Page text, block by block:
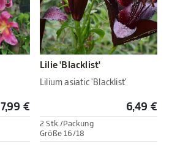
7,99 €
Lilie 'Blacklist'
Lilium asiatic 'Blacklist'
6,49 €
2 Stk./Packung
Größe 16/18